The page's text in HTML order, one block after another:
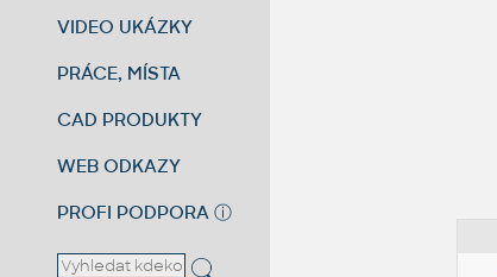
VIDEO UKÁZKY
PRÁCE, MÍSTA
CAD PRODUKTY
WEB ODKAZY
PROFI PODPORA ⓘ